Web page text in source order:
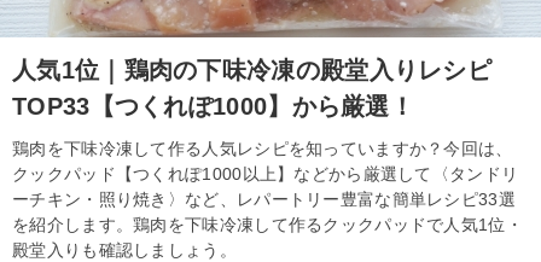
人気1位｜鶏肉の下味冷凍の殿堂入りレシピ
TOP33【つくれぽ1000】から厳選！
鶏肉を下味冷凍して作る人気レシピを知っていますか？今回は、
クックパッド【つくれぽ1000以上】などから厳選して〈タンドリ
ーチキン・照り焼き〉など、レパートリー豊富な簡単レシピ33選
を紹介します。鶏肉を下味冷凍して作るクックパッドで人気1位・
殿堂入りも確認しましょう。